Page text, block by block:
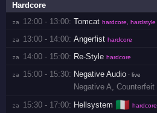
Hardcore
za 12:00 - 13:00: Tomcat hardcore, hardstyle
za 13:00 - 14:00: Angerfist hardcore
za 14:00 - 15:00: Re-Style hardcore
za 15:00 - 15:30: Negative Audio · live
Negative A,Counterfeit
za 15:30 - 17:00: Hellsystem 🇮🇹 hardcore